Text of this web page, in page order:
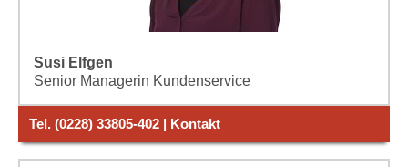
Susi Elfgen
Senior Managerin Kundenservice
Tel. (0228) 33805-402 | Kontakt